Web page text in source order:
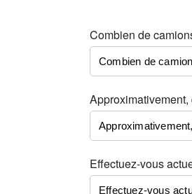
Combien de
Effectuez-vous